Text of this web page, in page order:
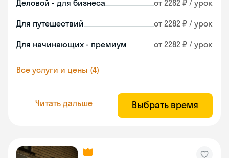
Деловой - для бизнеса от 2282 ₽ / урок
Для путешествий от 2282 ₽ / урок
Для начинающих - премиум от 2282 ₽ / урок
Все услуги и цены (4)
Читать дальше Выбрать время